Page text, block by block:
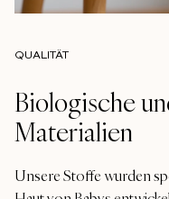
QUALITÄT
Biologische
Materialien
Unsere Stoffe wurden